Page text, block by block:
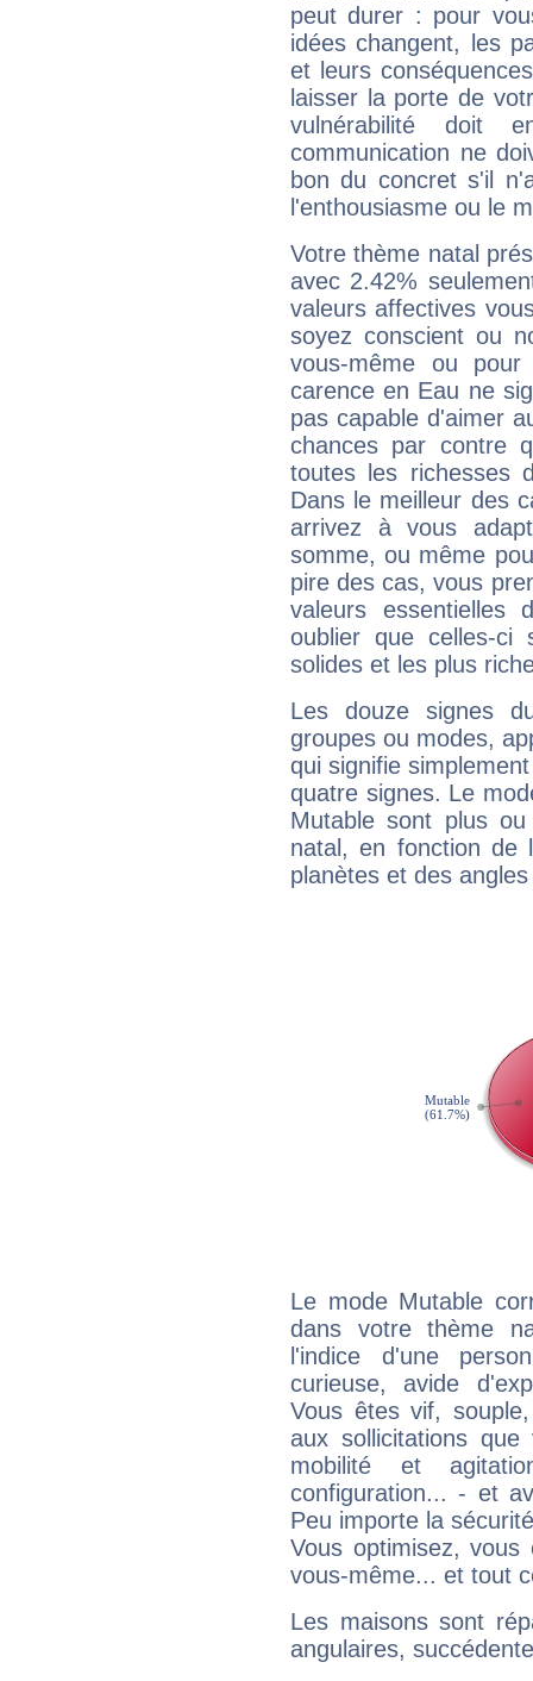
peut durer : pour
idées changent, les
et leurs
laisser la porte de
vulnérabilité doit
communication ne
bon du concret s'il
l'enthousiasme ou le
Votre thème natal
avec 2.42%
valeurs affectives
soyez conscient ou
vous-même ou
carence en Eau ne
pas capable d'aimer
chances par contre
toutes les richesses
Dans le meilleur des
arrivez à vous
somme, ou même
pire des cas, vous
valeurs
oublier que celles-
solides et les plus
Les douze signes
groupes ou modes,
qui signifie
quatre signes. Le
Mutable sont plus
natal, en fonction de
planètes et des
Le mode Mutable
dans votre thème
l'indice d'une
curieuse, avide
Vous êtes vif,
aux sollicitations
mobilité et
configuration... - et
Peu importe la
Vous optimisez, vous
vous-même... et tout
Les maisons sont
angulaires,